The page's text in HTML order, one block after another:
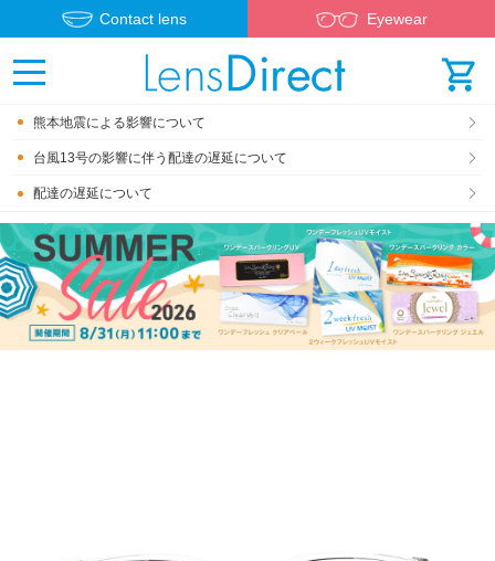
Contact lens Eyewear
熊本地震による影響について
台風13号の影響に伴う配達の遅延について
配達の遅延について